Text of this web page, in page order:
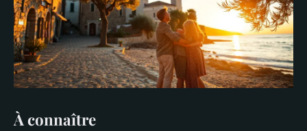
À connaître